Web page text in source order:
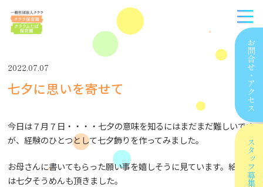
お問合せ
・
アクセス
スタッフ
2022.07.07
七夕に思いを寄せて
今日は７月７日・・・・七夕の意味を知るにはまだまだ難しいです
が、経験のひとつとして七夕飾りを作ってみました。
お母さんに書いてもらった願い事を嬉しそうに見ています。給食に
は七夕そうめんも頂きました。